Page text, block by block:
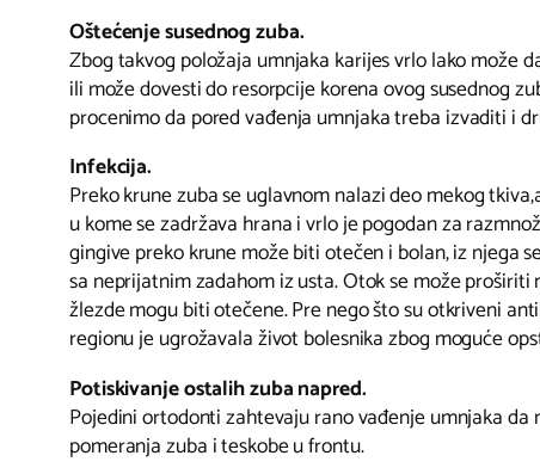
Oštećenje susednog zuba.
Zbog takvog položaja umnjaka karijes vrlo lako može
ili može dovesti do resorpcije korena ovog susednog
procenimo da pored vađenja umnjaka treba izvaditi i
Infekcija.
Preko krune zuba se uglavnom nalazi deo mekog
u kome se zadržava hrana i vrlo je pogodan za
gingive preko krune može biti otečen i bolan, iz njega
sa neprijatnim zadahom iz usta. Otok se može
žlezde mogu biti otečene. Pre nego što su otkriveni
regionu je ugrožavala život bolesnika zbog moguće
Potiskivanje ostalih zuba napred.
Pojedini ortodonti zahtevaju rano vađenje umnjaka da
pomeranja zuba i teskobe u frontu.